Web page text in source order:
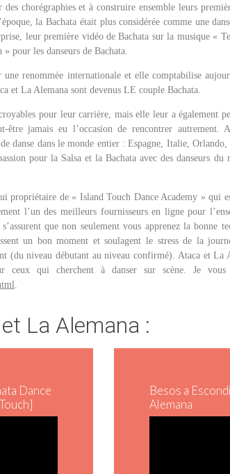
chorégraphies et à construire ensemble leurs
la Bachata était plus considérée comme une
leur première vidéo de Bachata sur la musique «
pour les danseurs de Bachata.
renommée internationale et elle comptabilise
et La Alemana sont devenus LE couple Bachata.
pour leur carrière, mais elle leur a également
être jamais eu l’occasion de rencontrer autrement.
danse dans le monde entier : Espagne, Italie,
pour la Salsa et la Bachata avec des danseurs du
propriétaire de « Island Touch Dance Academy » qui
l’un des meilleurs fournisseurs en ligne pour
que non seulement vous apprenez la bonne
un bon moment et soulagent le stress de la
(du niveau débutant au niveau confirmé). Ataca et La
ceux qui cherchent à danser sur scène. Je
.
La Alemana :
Dance
Besos a
Alemana